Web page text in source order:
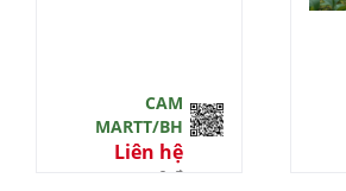
CAM
MARTT/BH
Liên hệ
0 đ